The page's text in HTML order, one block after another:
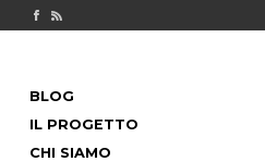
Check out our Facebook page
MENU
PASSA
CONTENUTO
BLOG
IL PROGETTO
CHI SIAMO